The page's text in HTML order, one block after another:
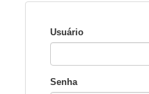
Usuário
Senha